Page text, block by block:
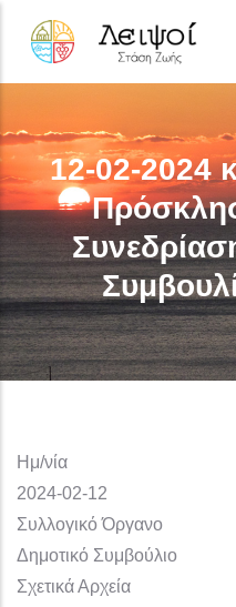
12-02-2024
Ημ/νία
2024-02-12
Συλλογικό Όργανο
Δημοτικό Συμβούλιο
Σχετικά Αρχεία